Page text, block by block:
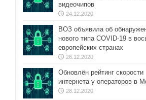
видеочипов
24.12.2020
ВОЗ объявила об
нового типа COVID-19 в
европейских странах
26.12.2020
Обновлён рейтинг скорости
интернета у операторов в
28.12.2020